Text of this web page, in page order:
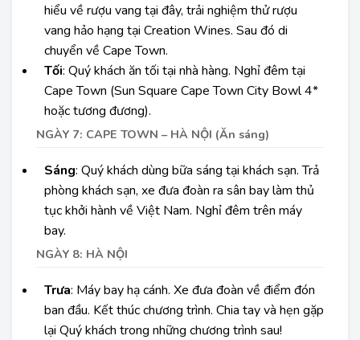
hiểu về rượu vang tại đây, trải nghiệm thử rượu
vang hảo hạng tại Creation Wines. Sau đó di
chuyển về Cape Town.
Tối: Quý khách ăn tối tại nhà hàng. Nghỉ đêm tại
Cape Town (Sun Square Cape Town City Bowl 4*
hoặc tương đương).
NGÀY 7: CAPE TOWN – HÀ NỘI (Ăn sáng)
Sáng: Quý khách dùng bữa sáng tại khách sạn. Trả
phòng khách sạn, xe đưa đoàn ra sân bay làm thủ
tục khởi hành về Việt Nam. Nghỉ đêm trên máy
bay.
NGÀY 8: HÀ NỘI
Trưa: Máy bay hạ cánh. Xe đưa đoàn về điểm đón
ban đầu. Kết thúc chương trình. Chia tay và hẹn gặp
lại Quý khách trong những chương trình sau!